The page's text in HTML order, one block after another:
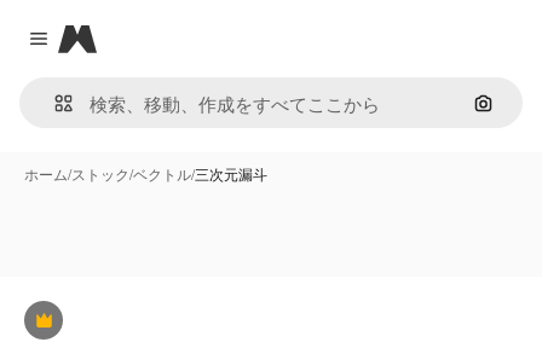
Close menu
Magnific
画像で
ホーム/ストック/ベクトル/三次元漏斗
Premium